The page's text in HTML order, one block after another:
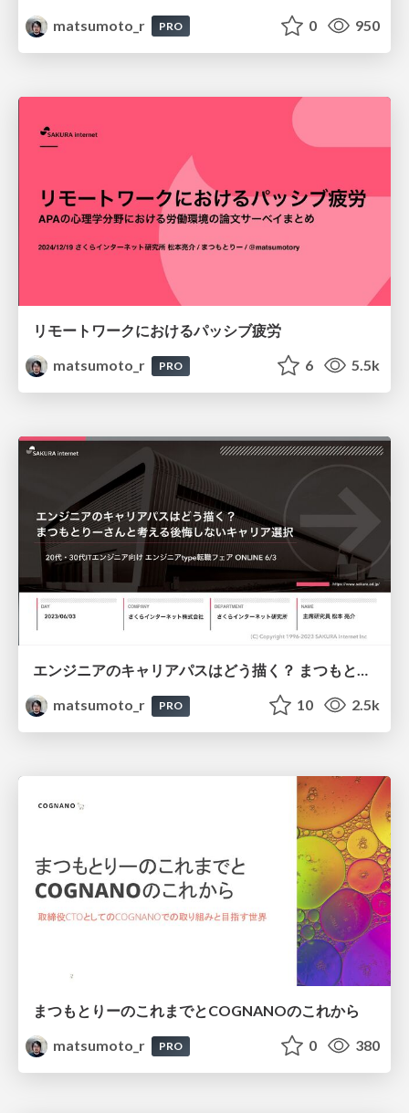
matsumoto_r
PRO 0 950
リモートワークにおけるパッシブ疲労
matsumoto_r
PRO 6 5.5k
エンジニアのキャリアパスはどう描く？ まつもとりーさんと考える後悔しないキャリア選択
matsumoto_r
PRO 10 2.5k
まつもとりーのこれまでとCOGNANOのこれから
matsumoto_r
PRO 0 380